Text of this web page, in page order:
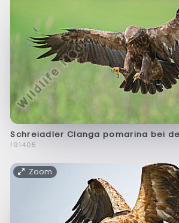
Schreiadler Clanga pomarina bei
f91405
Zoom